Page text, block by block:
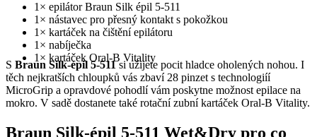
1× epilátor Braun Silk épil 5-511
1× nástavec pro přesný kontakt s pokožkou
1× kartáček na čištění epilátoru
1× nabíječka
1× kartáček Oral-B Vitality
S Braun Silk-épil 5-511si užijete pocit hladce oholených nohou. I
těch nejkratších chloupků vás zbaví 28 pinzet s technologiíí
MicroGrip a opravdové pohodlí vám poskytne možnost epilace na
mokro. V sadě dostanete také rotační zubní kartáček Oral-B Vitality.
Braun Silk-épil 5-511 Wet&Dry pro co